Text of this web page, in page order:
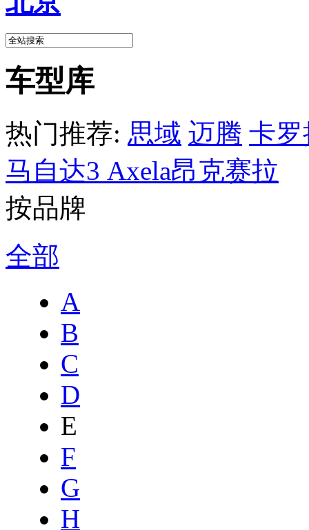
车型库
热门推荐: 思域 迈腾 卡罗
马自达3 Axela昂克赛拉
按品牌
全部
A
B
C
D
E
F
G
H